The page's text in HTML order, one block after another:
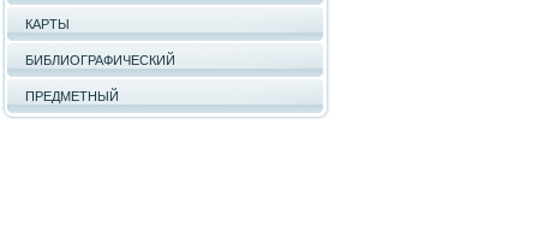
КАРТЫ
БИБЛИОГРАФИЧЕСКИЙ
ПРЕДМЕТНЫЙ